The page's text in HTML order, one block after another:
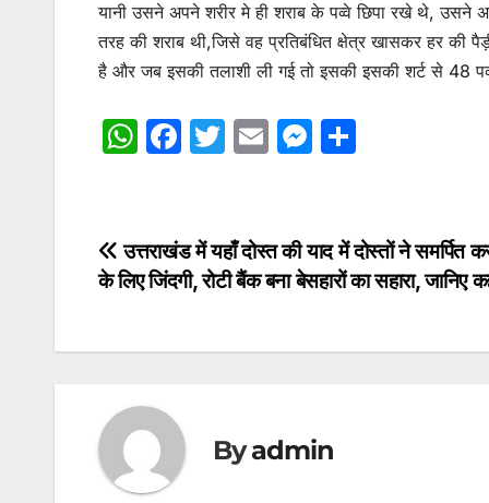
यानी उसने अपने शरीर मे ही शराब के पव्वे छिपा रखे थे, उसने
तरह की शराब थी,जिसे वह प्रतिबंधित क्षेत्र खासकर हर की
है और जब इसकी तलाशी ली गई तो इसकी इसकी शर्ट से 48
W
s
A
p
F
e
b
o
T
er
E
l
M
s
e
g
e
Post
navigation
उत्तराखंड में यहाँ दोस्त की याद में दोस्तों ने समर्पित कर
के लिए जिंदगी, रोटी बैंक बना बेसहारों का सहारा, जानिए
Byadmin